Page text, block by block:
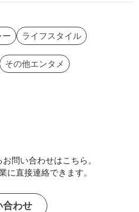
ー ライフスタイル
その他エンタメ
問い合わせはこちら。
に直接連絡できます。
合わせ